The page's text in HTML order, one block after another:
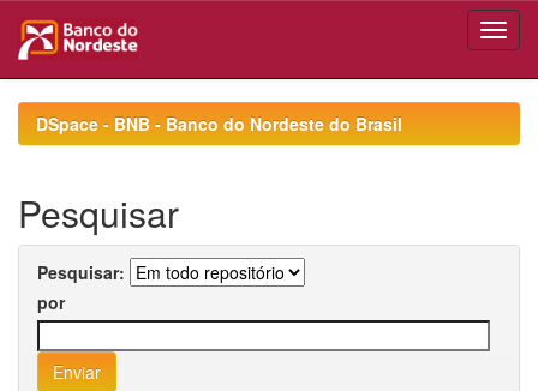
navigationDSpace - BNB - Banco do Nordeste do Brasil
Pesquisar
Pesquisar:
por